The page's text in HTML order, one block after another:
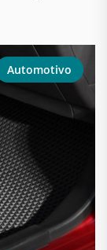
Automotivo